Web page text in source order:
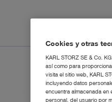
Cookies y otras
KARL STORZ SE & Co.
así como para
visita el sitio web, KARL
incluyendo datos
encuentra almacenada
personal, del usuario por